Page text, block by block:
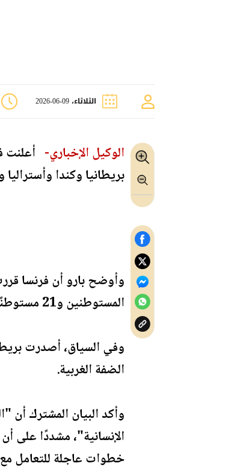
الثلاثاء، 09-06-2026
الوكيل الإخباري- أعلنت
بريطانيا وكندا
وأوضح بارو أن فرنسا
المستوطنين و21 مستوطنًا متورطين في أعمال عنف، إلى الأراضي الفرنسية.
وفي السياق، أصدرت
الضفة الغربية.
وأكد البيان المشترك أن
الإنسانية"، مشددًا على
خطوات عاجلة للتعامل